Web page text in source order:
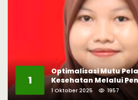
1
Optimalisasi Mutu
Kesehatan Melalui
Safety
1 Oktober 2025 1957